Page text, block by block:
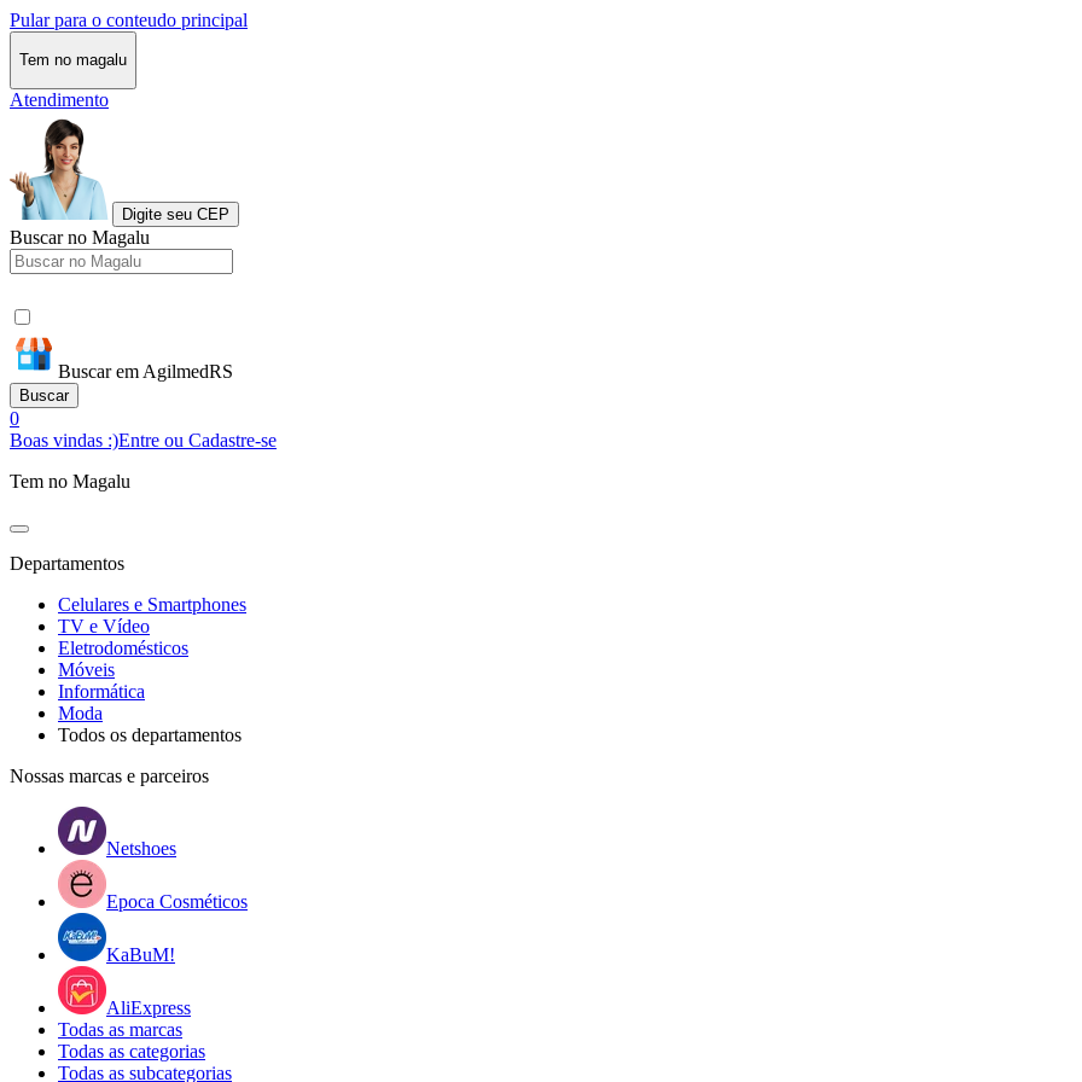
Pular para o conteudo principal
Tem no magalu
Atendimento
Digite seu CEP
Buscar no Magalu
Buscar em AgilmedRS
Buscar
0
Boas vindas :)Entre ou Cadastre-se
Tem no Magalu
Departamentos
Celulares e Smartphones
TV e Vídeo
Eletrodomésticos
Móveis
Informática
Moda
Todos os departamentos
Nossas marcas e parceiros
Netshoes
Epoca Cosméticos
KaBuM!
AliExpress
Todas as marcas
Todas as categorias
Todas as subcategorias